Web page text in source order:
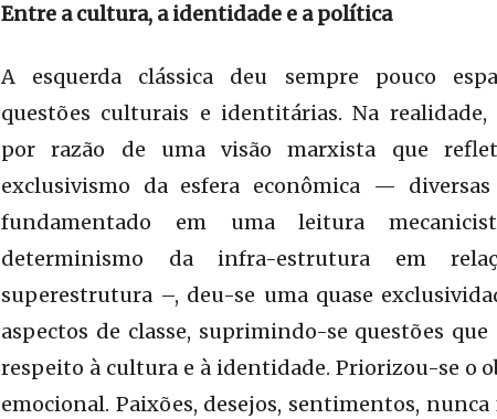
Entre a cultura, a identidade e a política
A esquerda clássica deu sempre pouco
questões culturais e identitárias. Na
por razão de uma visão marxista que
exclusivismo da esfera econômica — diversas
fundamentado em uma leitura
determinismo da infra-estrutura em
superestrutura –, deu-se uma quase
aspectos de classe, suprimindo-se questões que
respeito à cultura e à identidade. Priorizou-se o
emocional. Paixões, desejos, sentimentos,